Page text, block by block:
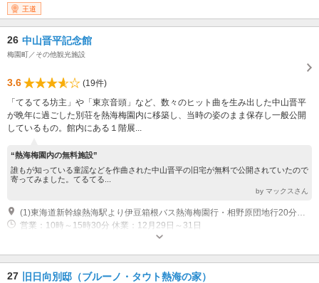
王道
26 中山晋平記念館
梅園町／その他観光施設
3.6
(19件)
「てるてる坊主」や「東京音頭」など、数々のヒット曲を生み出した中山晋平
が晩年に過ごした別荘を熱海梅園内に移築し、当時の姿のまま保存し一般公開
しているもの。館内にある１階展...
“熱海梅園内の無料施設”
誰もが知っている童謡などを作曲された中山晋平の旧宅が無料で公開されていたので
寄ってみました。てるてる...
by マックスさん
営業：10時～15時30分 休業：12月29日～31日
27 旧日向別邸（ブルーノ・タウト熱海の家）